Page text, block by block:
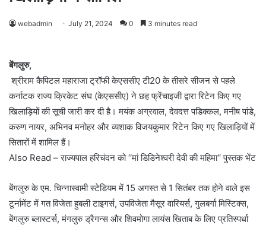
webadmin July 21, 2024 0 3 minutes read
बेंगलुरु,
श्रीराम कैपिटल महाराजा ट्रॉफी केएससीए टी20 के तीसरे सीजन से पहले
कर्नाटक राज्य क्रिकेट संघ (केएससीए) ने छह फ्रेंचाइजी द्वारा रिटेन किए गए
खिलाड़ियों की सूची जारी कर दी है। मयंक अग्रवाल, देवदत्त पडिक्कल, मनीष पांडे,
करुण नायर, अभिनव मनोहर और व्यशाक विजयकुमार रिटेन किए गए खिलाड़ियों में
सितारों में शामिल हैं।
Also Read – राज्यपाल हरिचंदन को ‘‘मां डिडिनेश्वरी देवी की महिमा‘‘ पुस्तक भेंट
बेंगलुरु के एम. चिन्नास्वामी स्टेडियम में 15 अगस्त से 1 सितंबर तक होने वाले इस
टूर्नामेंट में गत विजेता हुबली टाइगर्स, उपविजेता मैसूर वारियर्स, गुलबर्गा मिस्टिक्स,
बेंगलुरु ब्लास्टर्स, मंगलुरु ड्रैगन्स और शिवमोगा लायंस खिताब के लिए प्रतिस्पर्धा